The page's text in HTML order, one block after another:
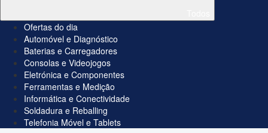
Ofertas do dia
Automóvel e Diagnóstico
Baterias e Carregadores
Consolas e Videojogos
Eletrónica e Componentes
Ferramentas e Medição
Informática e Conectividade
Soldadura e Reballing
Telefonia Móvel e Tablets